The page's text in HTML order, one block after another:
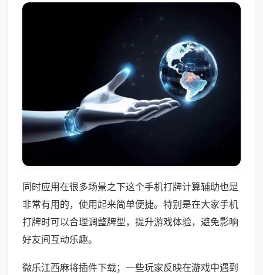
同时应用在很多场景之下这个手机打牌计算辅助也是
非常有用的，使用起来简单便捷。特别是在大家手机
打牌时可以合理调整牌型，提升游戏体验，避免影响
好友间互动乐趣。
微乐江西麻将插件下载；一些玩家反映在游戏中遇到